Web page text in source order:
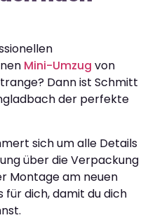
Mini-Umzug von
Dann ist Schmitt
der perfekte
sich um alle Details
über die Verpackung
Montage am neuen
für dich, damit du dich